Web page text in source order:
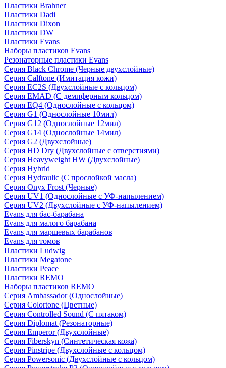
Пластики Brahner
Пластики Dadi
Пластики Dixon
Пластики DW
Пластики Evans
Наборы пластиков Evans
Резонаторные пластики Evans
Серия Black Chrome (Черные двухслойные)
Серия Calftone (Имитация кожи)
Серия EC2S (Двухслойные с кольцом)
Серия EMAD (С демпферным кольцом)
Серия EQ4 (Однослойные с кольцом)
Серия G1 (Однослойные 10мил)
Серия G12 (Однослойные 12мил)
Серия G14 (Однослойные 14мил)
Серия G2 (Двухслойные)
Серия HD Dry (Двухслойные с отверстиями)
Серия Heavyweight HW (Двухслойные)
Серия Hybrid
Серия Hydraulic (С прослойкой масла)
Серия Onyx Frost (Черные)
Серия UV1 (Однослойные с УФ-напылением)
Серия UV2 (Двухслойные с УФ-напылением)
Evans для бас-барабана
Evans для малого барабана
Evans для маршевых барабанов
Evans для томов
Пластики Ludwig
Пластики Megatone
Пластики Peace
Пластики REMO
Наборы пластиков REMO
Серия Ambassador (Однослойные)
Серия Colortone (Цветные)
Серия Controlled Sound (С пятаком)
Серия Diplomat (Резонаторные)
Серия Emperor (Двухслойные)
Серия Fiberskyn (Синтетическая кожа)
Серия Pinstripe (Двухслойные с кольцом)
Серия Powersonic (Двухслойные с кольцом)